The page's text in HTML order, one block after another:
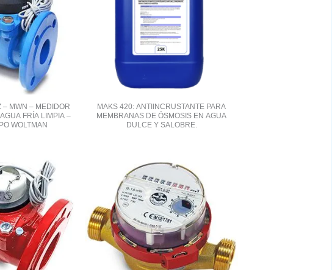
– MWN – MEDIDOR
FRÍA LIMPIA –
WOLTMAN
MAKS 420: ANTIINCRUSTANTE PARA
MEMBRANAS DE ÓSMOSIS EN AGUA
DULCE Y SALOBRE.